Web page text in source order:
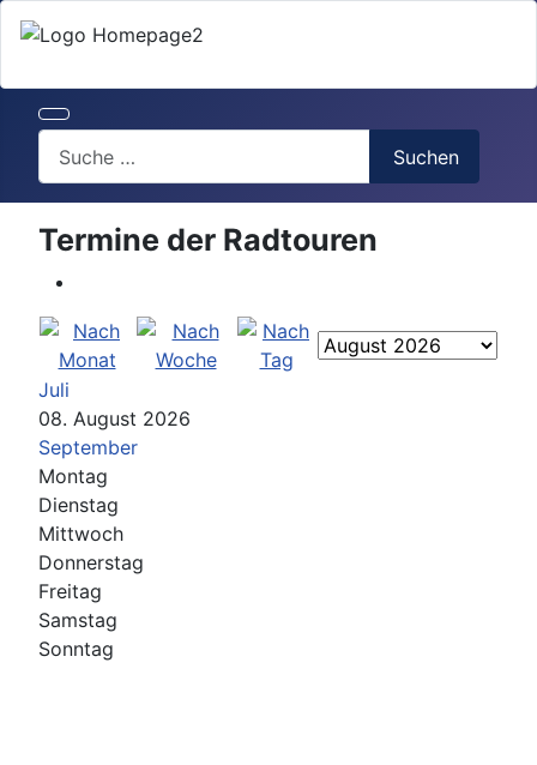
Suchen
Termine der Radtouren
Juli
08. August 2026
September
Montag
Dienstag
Mittwoch
Donnerstag
Freitag
Samstag
Sonntag